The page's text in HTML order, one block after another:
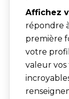
Affichez
répondre
première
votre
valeur